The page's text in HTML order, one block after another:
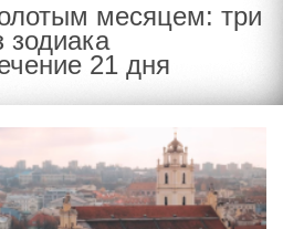
месяцем: три
зодиака
21 дня